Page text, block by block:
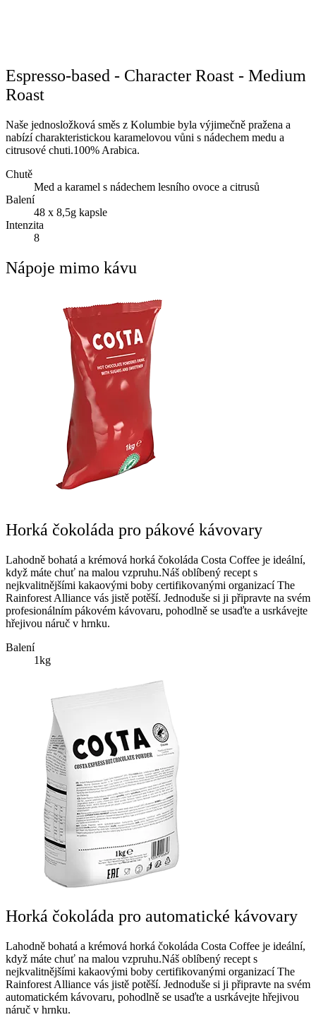
Espresso-based - Character Roast - Medium
Roast
Naše jednosložková směs z Kolumbie byla výjimečně pražena a
nabízí charakteristickou karamelovou vůni s nádechem medu a
citrusové chuti.100% Arabica.
Chutě
Med a karamel s nádechem lesního ovoce a citrusů
Balení
48 x 8,5g kapsle
Intenzita
8
Nápoje mimo kávu
Horká čokoláda pro pákové kávovary
Lahodně bohatá a krémová horká čokoláda Costa Coffee je ideální,
když máte chuť na malou vzpruhu.Náš oblíbený recept s
nejkvalitnějšími kakaovými boby certifikovanými organizací The
Rainforest Alliance vás jistě potěší. Jednoduše si ji připravte na svém
profesionálním pákovém kávovaru, pohodlně se usaďte a usrkávejte
hřejivou náruč v hrnku.
Balení
1kg
Horká čokoláda pro automatické kávovary
Lahodně bohatá a krémová horká čokoláda Costa Coffee je ideální,
když máte chuť na malou vzpruhu.Náš oblíbený recept s
nejkvalitnějšími kakaovými boby certifikovanými organizací The
Rainforest Alliance vás jistě potěší. Jednoduše si ji připravte na svém
automatickém kávovaru, pohodlně se usaďte a usrkávejte hřejivou
náruč v hrnku.